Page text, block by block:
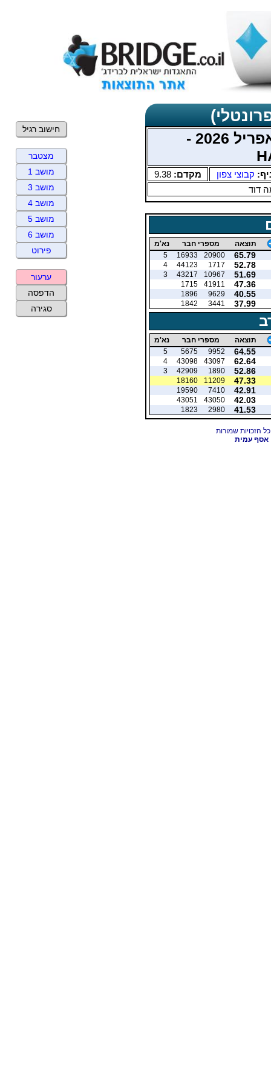
מועדון יזרעאל מרס אפריל 2026 -
קבוצי צפון מקדם: 9.38
דוד
תוצאה מספרי חבר נא'מ
65.79
20900
16933
5
52.78
1717
44123
4
51.69
10967
43217
3
47.36
41911
1715
40.55
9629
1896
37.99
3441
1842
תוצאה מספרי חבר נא'מ
64.55
9952
5675
5
62.64
43097
43098
4
52.86
1890
42909
3
47.33
11209
18160
42.91
7410
19590
42.03
43050
43051
41.53
2980
1823
אסף עמית
חישוב רגיל
מצטבר
מושב 1
מושב 3
מושב 4
מושב 5
מושב 6
פירוט
ערעור
הדפסה
סגירה